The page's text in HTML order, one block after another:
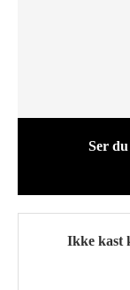
Ser
Ikke kast